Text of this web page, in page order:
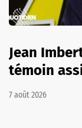
Jean
témoin
7 août 2026